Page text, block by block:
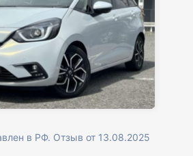
в РФ. Отзыв от 13.08.2025